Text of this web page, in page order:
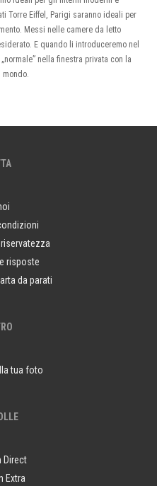
Torre Eiffel, Parigi saranno ideali per
Messi nelle camere da letto
E quando li introduceremo nel
nella finestra privata con la
risposte
da parati
tua foto
Direct
Extra